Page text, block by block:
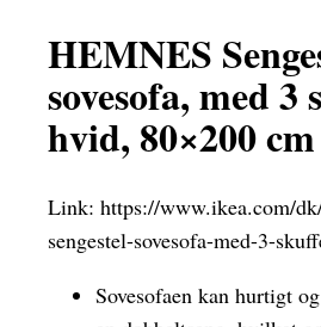
HEMNES
sovesofa, med 3
hvid, 80×200 cm
Link: https://www.ikea.com/
sengestel-sovesofa-med-3-
Sovesofaen kan hurtigt